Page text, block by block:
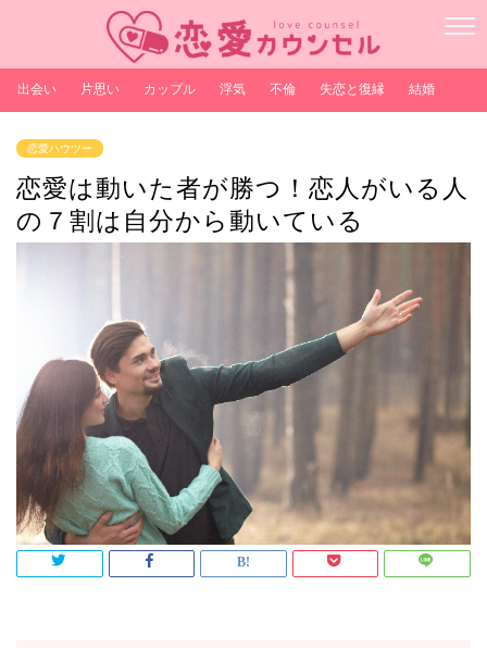
出会い 片思い カップル 浮気 不倫 失恋と復縁 結婚
恋愛ハウツー
恋愛は動いた者が勝つ！恋人がいる人
の７割は自分から動いている